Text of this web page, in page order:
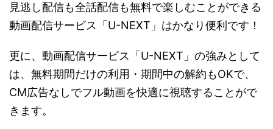
見逃し配信も全話配信も無料で楽しむことができる
動画配信サービス「U-NEXT」はかなり便利です！
更に、動画配信サービス「U-NEXT」の強みとして
は、無料期間だけの利用・期間中の解約もOKで、
CM広告なしでフル動画を快適に視聴することがで
きます。